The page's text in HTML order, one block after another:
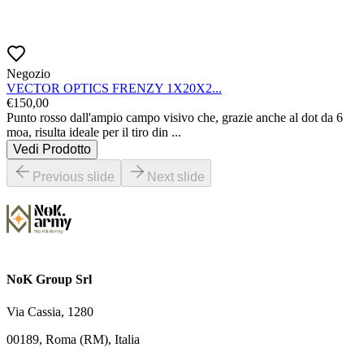
Negozio
VECTOR OPTICS FRENZY 1X20X2...
€150,00
Punto rosso dall'ampio campo visivo che, grazie anche al dot da 6
moa, risulta ideale per il tiro din ...
Vedi Prodotto
Previous slide
Next slide
NoK Group Srl
Via Cassia, 1280
00189, Roma (RM), Italia